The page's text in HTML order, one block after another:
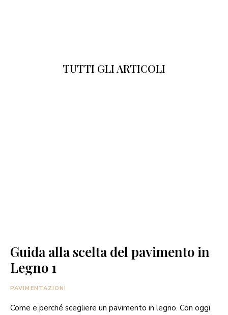
TUTTI GLI ARTICOLI
Guida alla scelta del pavimento in
Legno 1
PAVIMENTAZIONI
Come e perché scegliere un pavimento in legno. Con oggi